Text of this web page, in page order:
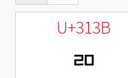
U+313B
ㄻ